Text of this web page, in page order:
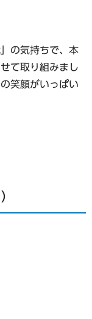
の気持ちで、本
て取り組みまし
笑顔がいっぱい